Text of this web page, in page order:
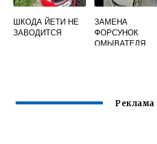
ШКОДА ЙЕТИ НЕ
ЗАВОДИТСЯ
ЗАМЕНА
ФОРСУНОК
ОМЫВАТЕЛЯ
Реклама